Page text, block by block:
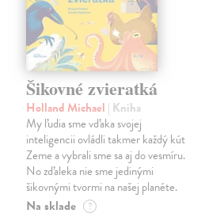
Šikovné zvieratká
Holland Michael | Kniha
My ľudia sme vďaka svojej
inteligencii ovládli takmer každý kút
Zeme a vybrali sme sa aj do vesmíru.
No zďaleka nie sme jedinými
šikovnými tvormi na našej planéte.
Na sklade ?